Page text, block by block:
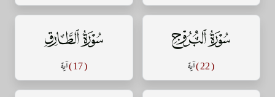
سورة البروج
( 22 ) آية
سورة الطارق
( 17 ) آية